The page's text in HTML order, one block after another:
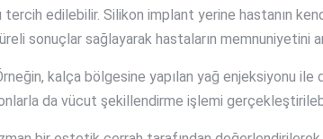
edilebilir. Silikon implant yerine hastanın
sonuçlar sağlayarak hastaların memnuniyetini
kalça bölgesine yapılan yağ enjeksiyonu
da vücut şekillendirme işlemi